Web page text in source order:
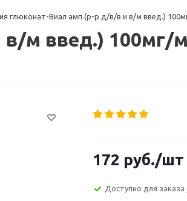
глюконат-Виал амп.(р-р д/в/в и в/м введ.)
в/м введ.) 100мг/
172 руб./шт
Доступно для заказа